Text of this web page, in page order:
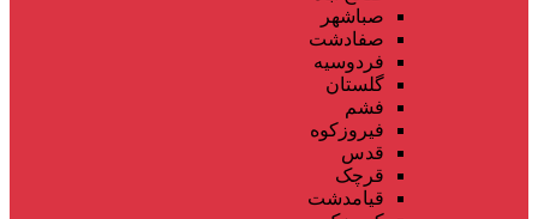
صباشهر
صفادشت
فردوسیه
گلستان
فشم
فیروزکوه
قدس
قرچک
قیامدشت